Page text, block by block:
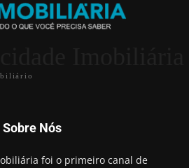
Sobre Nós
foi o primeiro canal de